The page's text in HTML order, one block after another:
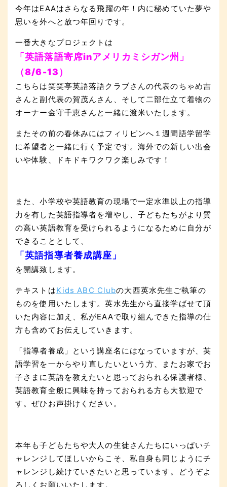
今年はEAAはさらなる飛躍の年！内に秘めていた夢や
思いを外へと放つ年回りです。
一番大きなプロジェクトは
「英語落語寄席inアメリカミシガン州」
（8/6-13）
こちらは笑笑亭英語落語クラブさんの代表のちゃめ吉
さんと副代表の賀茂んさん、そして二部仕立て着物の
オーナー金守千恵さんと一緒に渡米いたします。
またその前の春休みにはフィリピンへ１週間語学留学
に希望者と一緒に行く予定です。海外での新しい出会
いや体験、ドキドキワクワク楽しみです！
また、小学校や英語教育の現場で一定水準以上の指導
力を有した英語指導者を増やし、子どもたちがより質
の高い英語教育を受けられるようになるために自分が
できることとして、
「英語指導者養成講座」
を開講致します。
テキストはKids ABC Clubの大西英水先生ご執筆の
ものを使用いたします。英水先生から直接学ばせて頂
いた内容に加え、私がEAAで取り組んできた指導の仕
方も含めてお伝えしていきます。
「指導者養成」という講座名にはなっていますが、英
語学習を一からやり直したいという方、またお家でお
子さまに英語を教えたいと思っておられる保護者様、
英語教育全般に興味を持っておられる方も大歓迎で
す。ぜひお声掛けください。
本年も子どもたちや大人の生徒さんたちにいっぱいチ
ャレンジしてほしいからこそ、私自身も同じようにチ
ャレンジし続けていきたいと思っています。どうぞよ
ろしくお願いいたします。